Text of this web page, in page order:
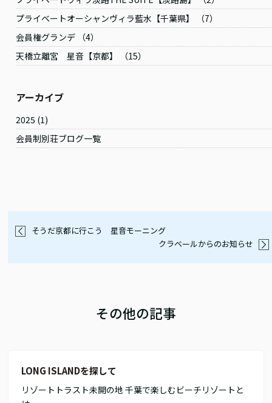
プライベートオーシャンヴィラ藍水【千葉県】 （7）
会員権グランデ （4）
天橋立離宮 星音【京都】 （15）
アーカイブ
2025 (1)
会員制別荘ブログ一覧
そうだ京都に行こう 星音モーニング
クラベールからのお知らせ
その他の記事
LONG ISLANDを探して
リゾートトラスト未開の地 千葉で楽しむビーチリゾートと